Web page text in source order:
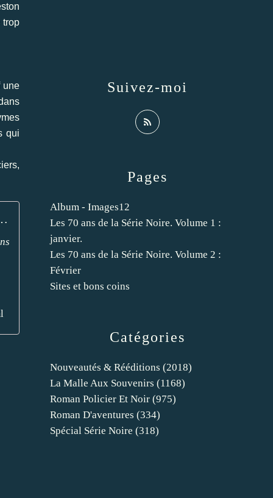
trop
une
qui
vie. - Les Lectures de l'Oncle Paul
Catégories
Nouveautés & Rééditions (2018)
La Malle Aux Souvenirs (1168)
Roman Policier Et Noir (975)
Roman D'aventures (334)
Spécial Série Noire (318)
Pages
Album - Images12
Les 70 ans de la Série Noire. Volume 1 :
janvier.
Les 70 ans de la Série Noire. Volume 2 :
Février
Sites et bons coins
Suivez-moi